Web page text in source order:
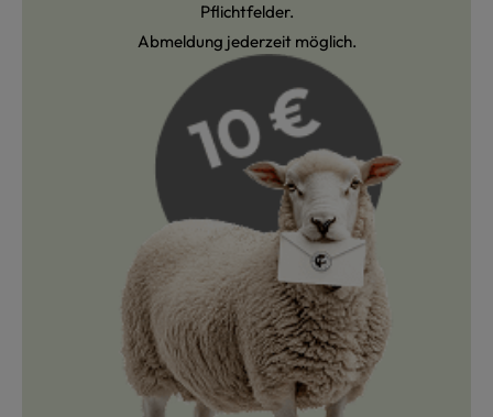
Pflichtfelder.
Abmeldung jederzeit möglich.